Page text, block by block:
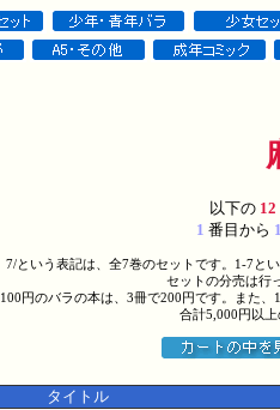
以下の 12
1 番目から
7/という表記は、全7巻のセットです。1-7と
セットの分売は行
100円のバラの本は、3冊で200円です。また
合計5,000円以
タイトル